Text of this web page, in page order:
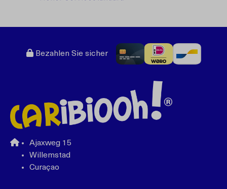
Bezahlen Sie sicher
Ajaxweg 15
Willemstad
Curaçao